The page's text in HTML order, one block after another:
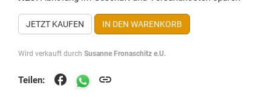
JETZT KAUFEN IN DEN WARENKORB
Wird verkauft durch Susanne Fronaschitz e.U.
Teilen: facebook link